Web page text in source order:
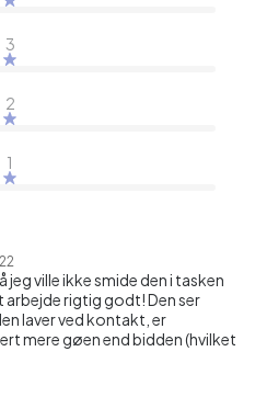
3
2
1
ville ikke smide den i tasken
arbejde rigtig godt! Den ser
laver ved kontakt, er
mere gøen end bidden (hvilket